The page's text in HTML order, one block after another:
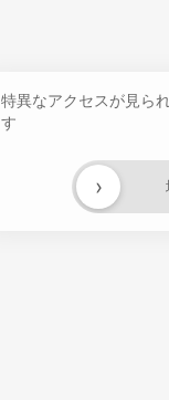
特異なアクセスが見ら
す
›